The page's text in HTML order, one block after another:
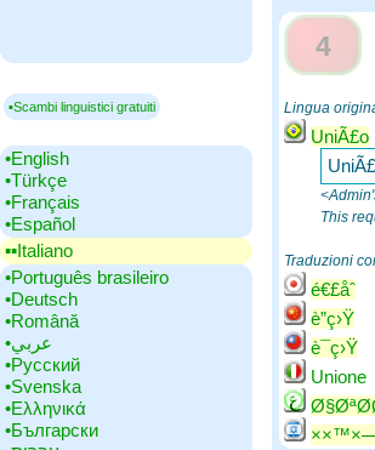
▪Scambi linguistici gratuiti
•‎English
•‎Türkçe
•‎Français
•‎Español
▪▪‎Italiano
•‎Português brasileiro
•‎Deutsch
•‎Română
•‎عربي
•‎Русский
•‎Svenska
•‎Ελληνικά
•‎Български
4
Lingua
UniÃ£o
This
Traduzioni
é€£åˆ
è”ç›Ÿ
è¯ç›Ÿ
Unione